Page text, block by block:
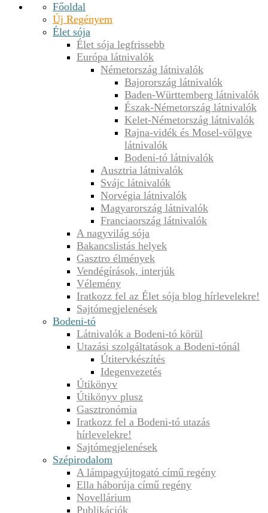
Főoldal
Új Regényem
Élet sója
Élet sója legfrissebb
Európa látnivalók
Németország látnivalók
Bajorország látnivalók
Baden-Württemberg látnivalók
Észak-Németország látnivalók
Kelet-Németország látnivalók
Rajna-vidék és Mosel-völgye
látnivalók
Bodeni-tó látnivalók
Ausztria látnivalók
Svájc látnivalók
Norvégia látnivalók
Magyarország látnivalók
Franciaország látnivalók
A nagyvilág sója
Bakancslistás helyek
Gasztro élmények
Vendégírások, interjúk
Vélemény
Iratkozz fel az Élet sója blog hírlevelekre!
Sajtómegjelenések
Bodeni-tó
Látnivalók a Bodeni-tó körül
Utazási szolgáltatások a Bodeni-tónál
Útitervkészítés
Idegenvezetés
Útikönyv
Útikönyv plusz
Gasztronómia
Iratkozz fel a Bodeni-tó utazás
hírlevelekre!
Sajtómegjelenések
Szépirodalom
A lámpagyújtogató című regény
Ella háborúja című regény
Novellárium
Publikációk